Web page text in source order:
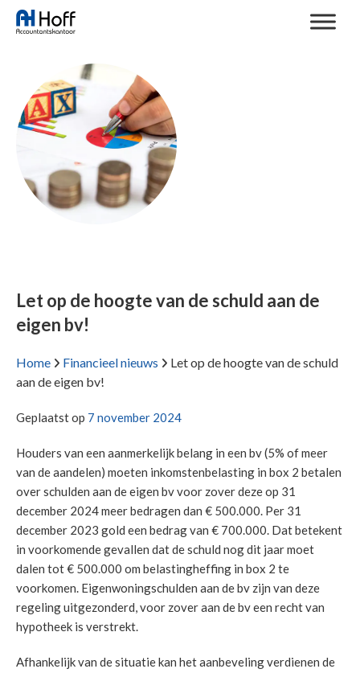
Let op de hoogte van de schuld aan de
eigen bv!
Home Financieel nieuws
Let op de hoogte van de schuld
aan de eigen bv!
Geplaatst op 7 november 2024
Houders van een aanmerkelijk belang in een bv (5% of meer
van de aandelen) moeten inkomstenbelasting in box 2 betalen
over schulden aan de eigen bv voor zover deze op 31
december 2024 meer bedragen dan € 500.000. Per 31
december 2023 gold een bedrag van € 700.000. Dat betekent
in voorkomende gevallen dat de schuld nog dit jaar moet
dalen tot € 500.000 om belastingheffing in box 2 te
voorkomen. Eigenwoningschulden aan de bv zijn van deze
regeling uitgezonderd, voor zover aan de bv een recht van
hypotheek is verstrekt.
Afhankelijk van de situatie kan het aanbeveling verdienen de